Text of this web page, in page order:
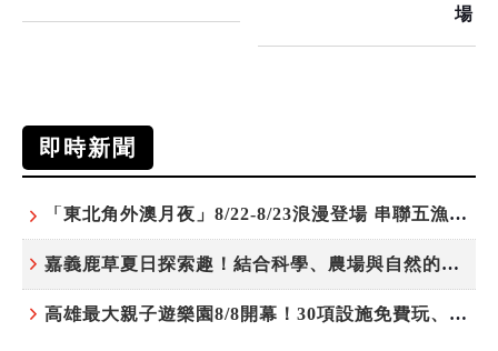
場
即時新聞
「東北角外澳月夜」8/22-8/23浪漫登場 串聯五漁村、音樂、市集、火舞與慢旅共度夏夜
嘉義鹿草夏日探索趣！結合科學、農場與自然的親子小旅行
高雄最大親子遊樂園8/8開幕！30項設施免費玩、YOYO家族嗨翻暑假